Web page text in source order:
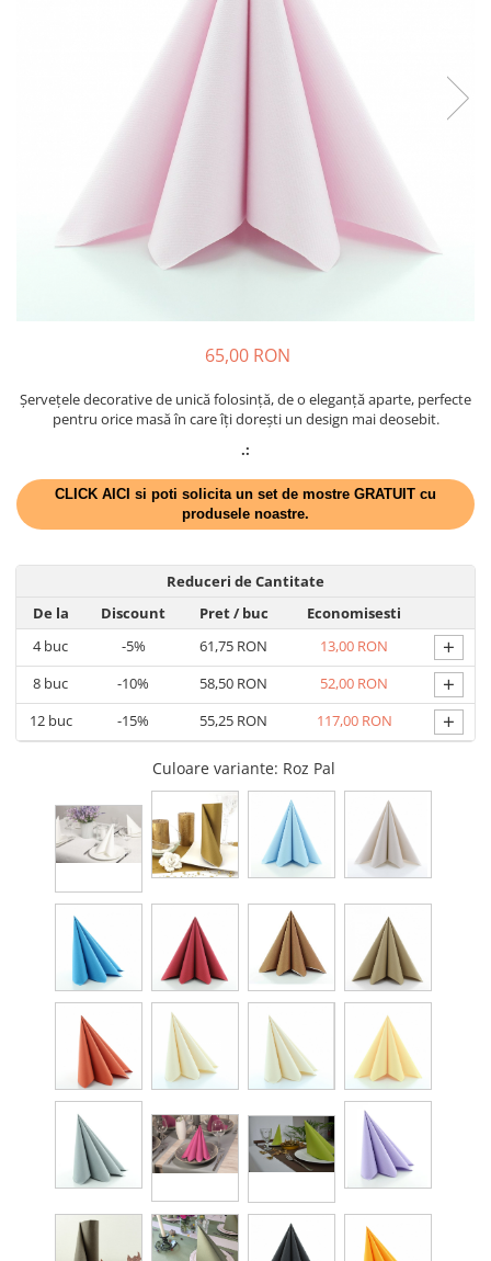
IARNA-CRACIUN-REVELION
DECOR NUNTA & LOGODNA
DECOR EVENIMENTE CORPORATE
DECOR ANIVERSARI COPII
DECOR PETRECERI
TEMATICA MARINA
TEMATICA ROMANTICA
DECOR 1 & 8 MARTIE
DECOR HALLOWEEN
DECOR ZIUA ROMANIEI
DECOR CRACIUN & REVELION
DECOR VARA
DECOR TOAMNA
DECOR IARNA
TEMATICA CULINARA
DECOR MOS NICOLAE
TEMATICA FLORALA
DECOR OKTOBER FEST
DECOR BABY SHOWER
65,00 RON
Șervețele decorative de unică folosință, de o eleganță aparte, perfecte
pentru orice masă în care îți dorești un design mai deosebit.
.:
CLICK AICI si poti solicita un set de mostre GRATUIT cu
produsele noastre.
Reduceri de Cantitate
De la
Discount Pret/ buc
Economisesti
4buc -5% 61,75 RON 13,00 RON +
8 buc -10% 58,50 RON 52,00 RON +
12buc -15% 55,25 RON 117,00 RON +
Culoare variante: Roz Pal